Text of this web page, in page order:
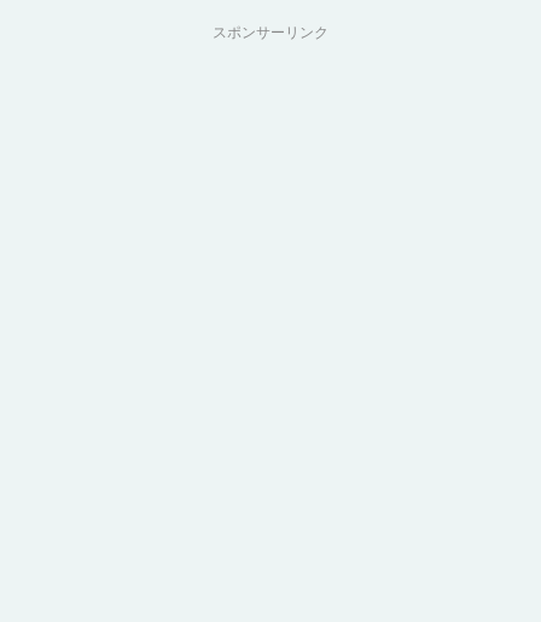
スポンサーリンク